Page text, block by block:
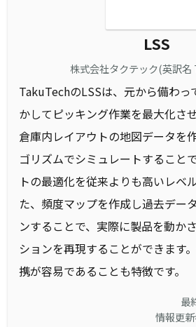
LSS
株式会社タクテック(英訳
TakuTechのLSSは、元から備わっ
かしてピッキング作業を最大化さ
倉庫内レイアウトの地図データを
ゴリズムでシミュレートすること
トの最適化を従来よりも高いレベ
た、頻度マップを作成し過去デー
ンすることで、実際に製品を動か
ションを再現することができます
携が容易であることも特徴です。
最
情報更